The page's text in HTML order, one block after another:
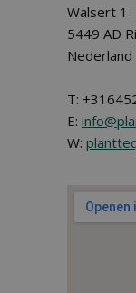
Walsert 1
5449 AD
Nederland
T:
E:
W: